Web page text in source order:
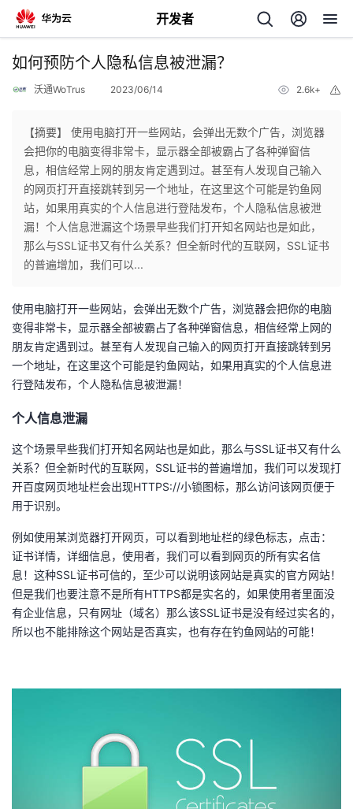
开发者
返
个
人
主
页
我
的
开
发
者
我
的
博
客
我
的
论
坛
我
的
圈
子
我
的
直
我
的
我
的
我
如何预防个人隐私信息被泄漏？
沃通WoTrus 2023/06/14 2.6k+
【摘要】 使用电脑打开一些网站，会弹出无数个广告，浏览器
会把你的电脑变得非常卡，显示器全部被霸占了各种弹窗信
息，相信经常上网的朋友肯定遇到过。甚至有人发现自己输入
的网页打开直接跳转到另一个地址，在这里这个可能是钓鱼网
站，如果用真实的个人信息进行登陆发布，个人隐私信息被泄
漏！个人信息泄漏这个场景早些我们打开知名网站也是如此，
那么与SSL证书又有什么关系？但全新时代的互联网，SSL证书
的普遍增加，我们可以...
使用电脑打开一些网站，会弹出无数个广告，浏览器会把你的电脑
变得非常卡，显示器全部被霸占了各种弹窗信息，相信经常上网的
朋友肯定遇到过。甚至有人发现自己输入的网页打开直接跳转到另
一个地址，在这里这个可能是钓鱼网站，如果用真实的个人信息进
行登陆发布，个人隐私信息被泄漏！
个人信息泄漏
这个场景早些我们打开知名网站也是如此，那么与SSL证书又有什么
关系？但全新时代的互联网，SSL证书的普遍增加，我们可以发现打
开百度网页地址栏会出现HTTPS://小锁图标，那么访问该网页便于
用于识别。
例如使用某浏览器打开网页，可以看到地址栏的绿色标志，点击：
证书详情，详细信息，使用者，我们可以看到网页的所有实名信
息！这种SSL证书可信的，至少可以说明该网站是真实的官方网站！
但是我们也要注意不是所有HTTPS都是实名的，如果使用者里面没
有企业信息，只有网址（域名）那么该SSL证书是没有经过实名的，
所以也不能排除这个网站是否真实，也有存在钓鱼网站的可能！